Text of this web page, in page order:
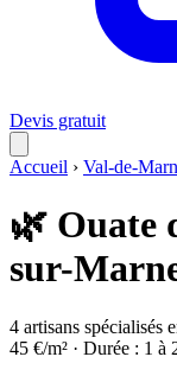
Devis gratuit
Accueil › Val-de-
🌿 Ouate
sur-
4 artisans spécialisés
45 €/m² · Durée : 1 à